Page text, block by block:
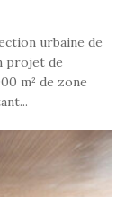
urbaine de
projet de
m² de zone